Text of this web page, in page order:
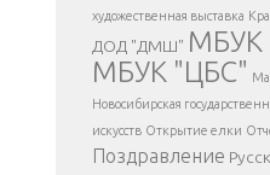
</div >
художественная выставка
ДОД "ДМШ" МБУК
МБУК "ЦБС"
Новосибирская
искусств Открытие елки
Поздравление